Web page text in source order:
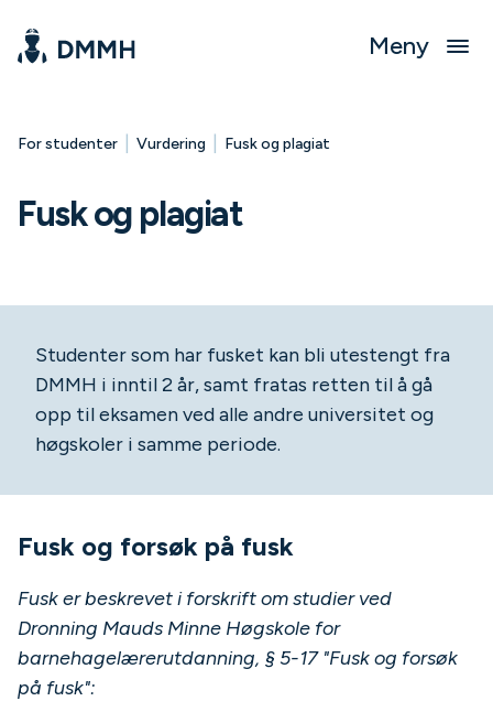
Meny
For studenter | Vurdering | Fusk og plagiat
Fusk og plagiat
Studenter som har fusket kan bli utestengt fra
DMMH i inntil 2 år, samt fratas retten til å gå
opp til eksamen ved alle andre universitet og
høgskoler i samme periode.
Fusk og forsøk på fusk
Fusk er beskrevet i forskrift om studier ved
Dronning Mauds Minne Høgskole for
barnehagelærerutdanning, § 5-17 "Fusk og forsøk
på fusk":